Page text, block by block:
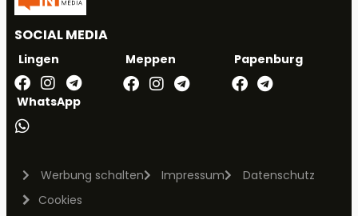
SOCIAL MEDIA
Lingen Meppen Papenburg
WhatsApp
Werbung schalten Impressum
Datenschutz
Cookies